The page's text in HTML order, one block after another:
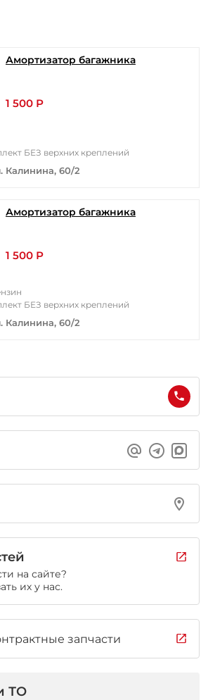
Амортизатор багажника
1 500 Р
БЕЗ верхних креплений
Калинина, 60/2
Амортизатор багажника
1 500 Р
БЕЗ верхних креплений
Калинина, 60/2
на сайте?
их у нас.
запчасти
ТО